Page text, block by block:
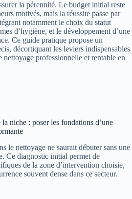
la pérennité. Le budget initial reste
motivés, mais la réussite passe par
notamment le choix du statut
d’hygiène, et le développement d’une
Ce guide pratique propose un
décortiquant les leviers indispensables
nettoyage professionnelle et rentable en
niche : poser les fondations d’une
le nettoyage ne saurait débuter sans une
Ce diagnostic initial permet de
de la zone d’intervention choisie,
souvent dense dans ce secteur.